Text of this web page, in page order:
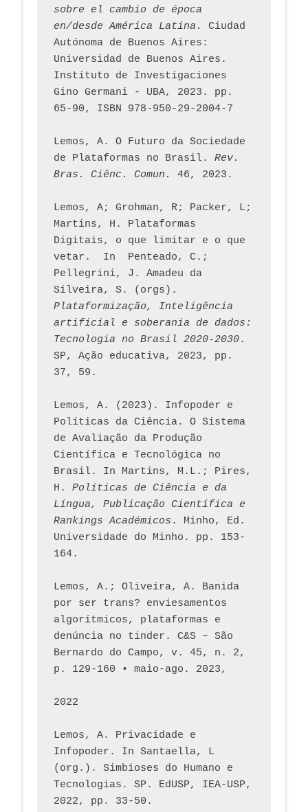
sobre el cambio de época
en/desde América Latina.
Ciudad
Autónoma de Buenos Aires:
Universidad de Buenos Aires.
Instituto de Investigaciones
Gino Germani - UBA, 2023. pp.
65-90, ISBN 978-950-29-2004-7
Lemos, A. O Futuro da Sociedade
de Plataformas no Brasil. Rev.
Bras. Ciênc. Comun.
Lemos, A; Grohman, R; Packer, L;
Martins, H. Plataformas
Digitais, o que limitar e o que
vetar.  In  Penteado, C.;
Pellegrini, J. Amadeu da
Plataformização, Inteligência
artificial e soberania de dados:
Tecnologia no Brasil 2020-2030.
SP, Ação educativa, 2023, pp.
37, 59.
Lemos, A. (2023). Infopoder e
Políticas da Ciência. O Sistema
de Avaliação da Produção
Científica e Tecnológica no
Brasil. In Martins, M.L.; Pires,
H. Políticas de Ciência e da
Língua, Publicação Científica e
Rankings Académicos . Minho, Ed.
Universidade do Minho. pp. 153-
164.
Lemos, A.; Oliveira, A. Banida
por ser trans? enviesamentos
algorítmicos, plataformas e
denúncia no tinder. C&S – São
Bernardo do Campo, v. 45, n. 2,
p. 129-160 • maio-ago. 2023,
2022
Lemos, A. Privacidade e
Infopoder. In Santaella, L
(org.). Simbioses do Humano e
Tecnologias. SP. EdUSP, IEA-USP,
2022, pp. 33-50.